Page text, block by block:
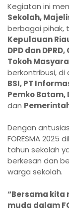
Kegiatan ini
Sekolah,
berbagai pihak,
Kepulauan
DPD dan
Tokoh
berkontribusi, di
BSI, PT
Pemko Batam,
dan
Dengan
FORESMA
tahun sekolah
berkesan dan
warga sekolah.
“Bersama kita
muda dalam